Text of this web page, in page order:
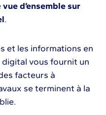
vue d’ensemble sur
.
et les informations en
vous fournit un
facteurs à
se terminent à la